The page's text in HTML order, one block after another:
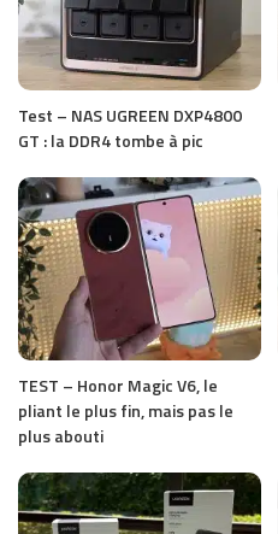
Test – NAS UGREEN DXP4800
GT : la DDR4 tombe à pic
TEST – Honor Magic V6, le
pliant le plus fin, mais pas le
plus abouti